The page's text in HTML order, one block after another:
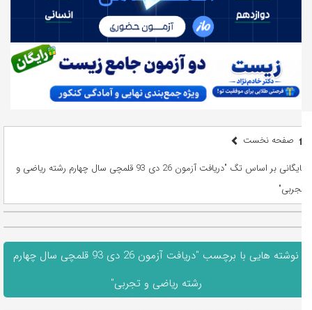
صفحه نخست
بایگانی بر اساس تگ "دریافت آزمون 26 دی 93 قلمچی سال چهارم رشته ریاضی و
تجربی"
نوشته هایی با برچسب "دریافت آزمون 26 دی 93 قلمچی سال چهارم
رشته ریاضی و تجربی"